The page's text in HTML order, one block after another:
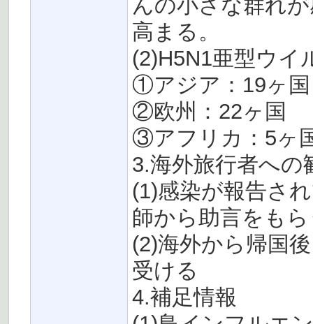
んの小さな群れ
高まる。
(2)H5N1亜型ウイ
①アジア：19ヶ国
②欧州：22ヶ国
③アフリカ：5ヶ
3.海外旅行者への
(1)感染が報告さ
師から助言をも
(2)海外から帰国
受ける
4.補足情報